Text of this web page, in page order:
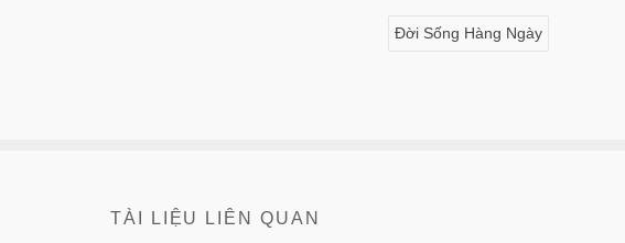
Đời Sống Hàng Ngày
TÀI LIỆU LIÊN QUAN